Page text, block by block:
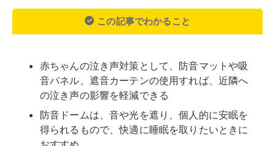
この記事でわかること
赤ちゃんの泣き声対策として、防音マットや吸
音パネル、遮音カーテンの使用すれば、近隣へ
の泣き声の影響を軽減できる
防音ドームは、音や光を遮り、個人的に安眠を
得られるもので、快適に睡眠を取りたいときに